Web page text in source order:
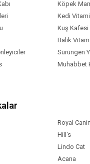
700 mg/kg,
2000 IU/kg,
45 mg/kg,
(3a890) 300 mg/kg,
(3b103) 27 mg/kg,
(3b405) 2 mg/kg,
(3b605) 25 mg/kg,
mg/kg
Köpek
Kedi
Kuş Kafesi
Balık
Sürüngen
Muhabbet
Royal Canin
Hill's
Lindo Cat
Acana